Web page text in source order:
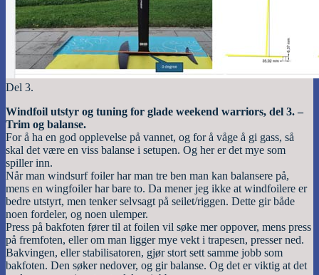
Del 3.
Windfoil utstyr og tuning for glade weekend warriors, del 3. –
Trim og balanse.
For å ha en god opplevelse på vannet, og for å våge å gi gass, så
skal det være en viss balanse i setupen. Og her er det mye som
spiller inn.
Når man windsurf foiler har man tre ben man kan balansere på,
mens en wingfoiler har bare to. Da mener jeg ikke at windfoilere er
bedre utstyrt, men tenker selvsagt på seilet/riggen. Dette gir både
noen fordeler, og noen ulemper.
Press på bakfoten fører til at foilen vil søke mer oppover, mens press
på fremfoten, eller om man ligger mye vekt i trapesen, presser ned.
Bakvingen, eller stabilisatoren, gjør stort sett samme jobb som
bakfoten. Den søker nedover, og gir balanse. Og det er viktig at det